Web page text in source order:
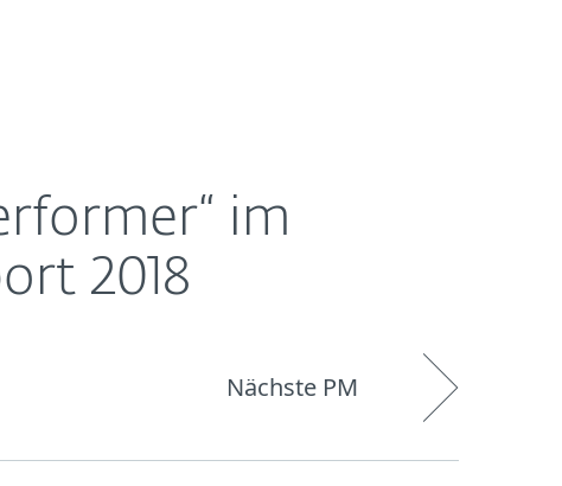
im
2018
Nächste PM